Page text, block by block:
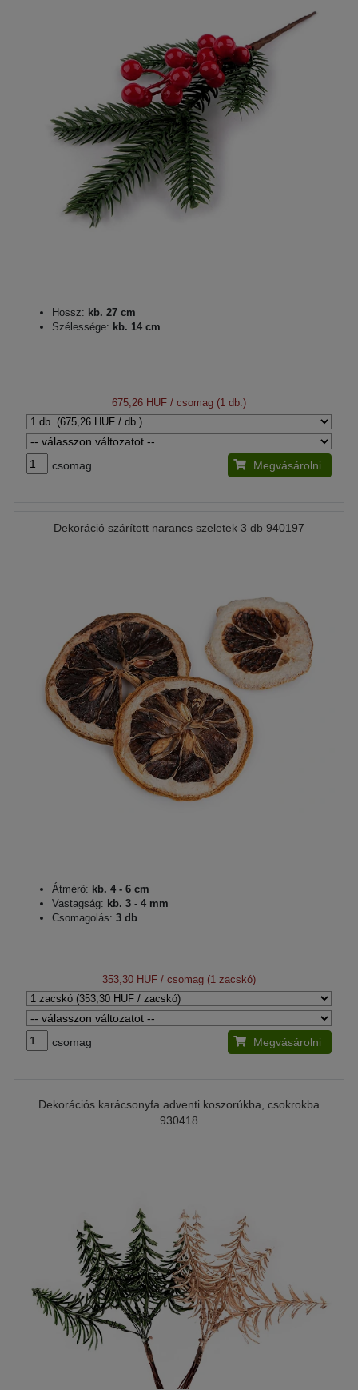
Hossz: kb. 27 cm
Szélessége: kb. 14 cm
675,26 HUF / csomag (1 db.)
csomag Megvásárolni
Dekoráció szárított narancs szeletek 3 db 940197
Átmérő: kb. 4 - 6 cm
Vastagság: kb. 3 - 4 mm
Csomagolás: 3 db
353,30 HUF / csomag (1 zacskó)
csomag Megvásárolni
Dekorációs karácsonyfa adventi koszorúkba, csokrokba
930418